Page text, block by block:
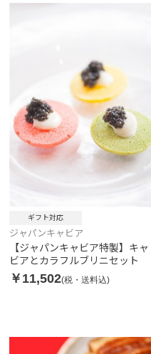
ギフト対応
ジャパンキャビア
【ジャパンキャビア特製】キャ
ビアとカラフルブリニセット
￥11,502(税・送料込)